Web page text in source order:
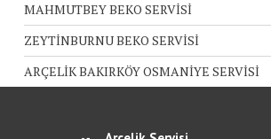
MAHMUTBEY BEKO SERVİSİ
ZEYTİNBURNU BEKO SERVİSİ
ARÇELİK BAKIRKÖY OSMANİYE SERVİSİ